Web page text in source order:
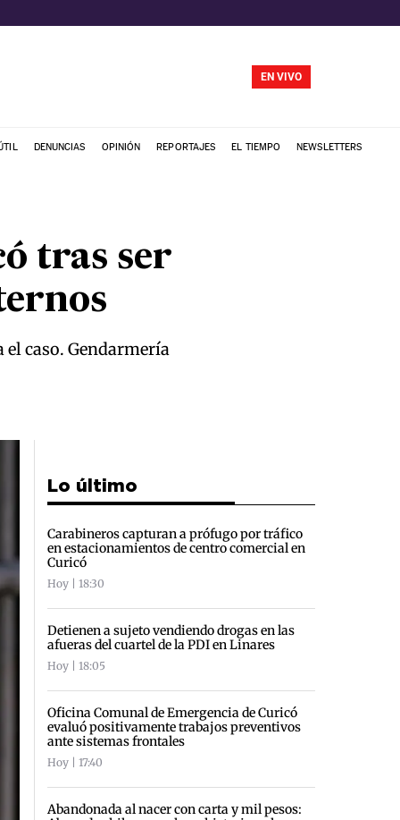
EN VIVO
DENUNCIAS OPINIÓN REPORTAJES EL TIEMPO NEWSLETTERS
tras ser
caso. Gendarmería
Lo último
Carabineros capturan a prófugo por tráfico
en estacionamientos de centro comercial en
Curicó
Hoy | 18:30
Detienen a sujeto vendiendo drogas en las
afueras del cuartel de la PDI en Linares
Hoy | 18:05
Oficina Comunal de Emergencia de Curicó
evaluó positivamente trabajos preventivos
ante sistemas frontales
Hoy | 17:40
Abandonada al nacer con carta y mil pesos: